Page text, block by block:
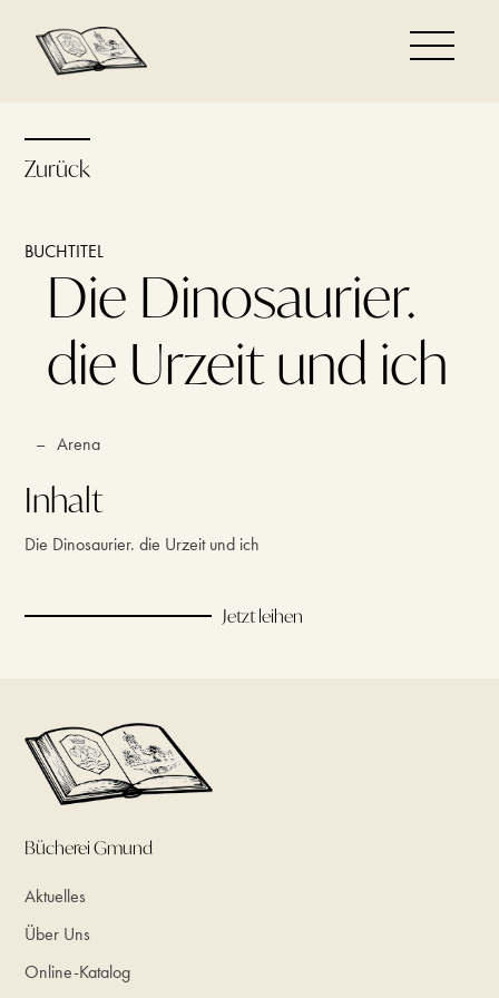
Zurück
BUCHTITEL
Die Dinosaurier.
die Urzeit und ich
– Arena
Inhalt
Die Dinosaurier. die Urzeit und ich
Jetzt leihen
Bücherei Gmund
Aktuelles
Über Uns
Online-Katalog